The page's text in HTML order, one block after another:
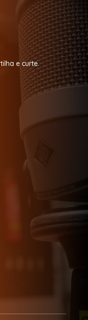
e curte.